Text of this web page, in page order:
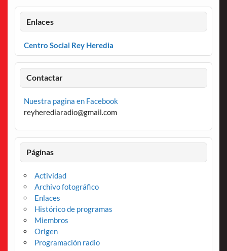
Enlaces
Centro Social Rey Heredia
Contactar
Nuestra pagina en Facebook
reyherediaradio@gmail.com
Páginas
Actividad
Archivo fotográfico
Enlaces
Histórico de programas
Miembros
Origen
Programación radio